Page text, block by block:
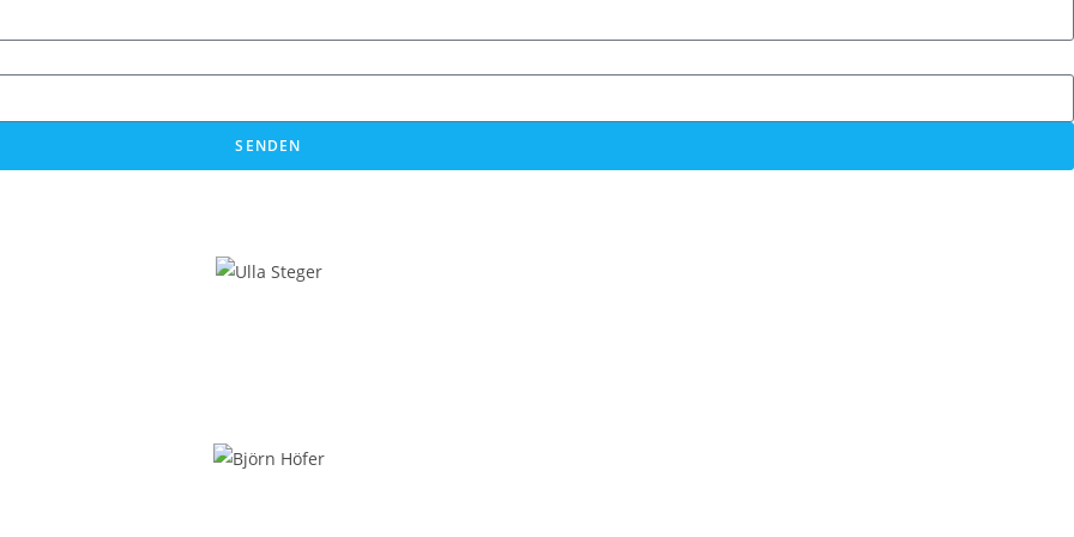
vom 17.12.2025
vom 10.10.2025
SENDEN